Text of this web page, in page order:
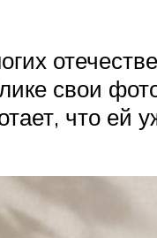
свои
что ей